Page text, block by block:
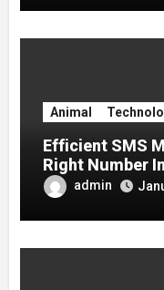
Animal
Efficient SMS
Right Number
admin